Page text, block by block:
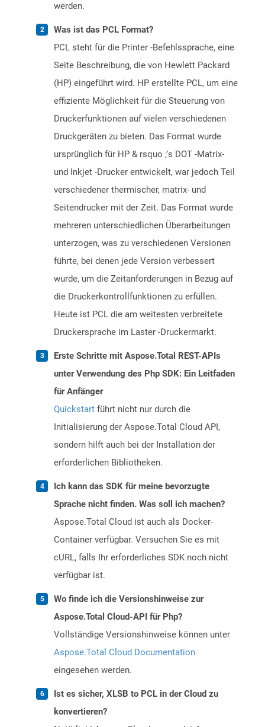
werden.
Was ist das PCL Format?
PCL steht für die Printer -Befehlssprache, eine
Seite Beschreibung, die von Hewlett Packard
(HP) eingeführt wird. HP erstellte PCL, um eine
effiziente Möglichkeit für die Steuerung von
Druckerfunktionen auf vielen verschiedenen
Druckgeräten zu bieten. Das Format wurde
ursprünglich für HP & rsquo ;'s DOT -Matrix-
und Inkjet -Drucker entwickelt, war jedoch Teil
verschiedener thermischer, matrix- und
Seitendrucker mit der Zeit. Das Format wurde
mehreren unterschiedlichen Überarbeitungen
unterzogen, was zu verschiedenen Versionen
führte, bei denen jede Version verbessert
wurde, um die Zeitanforderungen in Bezug auf
die Druckerkontrollfunktionen zu erfüllen.
Heute ist PCL die am weitesten verbreitete
Druckersprache im Laster -Druckermarkt.
Erste Schritte mit Aspose.Total REST-APIs
unter Verwendung des Php SDK: Ein Leitfaden
für Anfänger
Quickstart führt nicht nur durch die
Initialisierung der Aspose.Total Cloud API,
sondern hilft auch bei der Installation der
erforderlichen Bibliotheken.
Ich kann das SDK für meine bevorzugte
Sprache nicht finden. Was soll ich machen?
Aspose.Total Cloud ist auch als Docker-
Container verfügbar. Versuchen Sie es mit
cURL, falls Ihr erforderliches SDK noch nicht
verfügbar ist.
Wo finde ich die Versionshinweise zur
Aspose.Total Cloud-API für Php?
Vollständige Versionshinweise können unter
Aspose.Total Cloud Documentation
eingesehen werden.
Ist es sicher, XLSB to PCL in der Cloud zu
konvertieren?